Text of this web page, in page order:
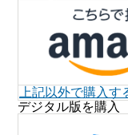
上記以外で購入す
デジタル版を購入